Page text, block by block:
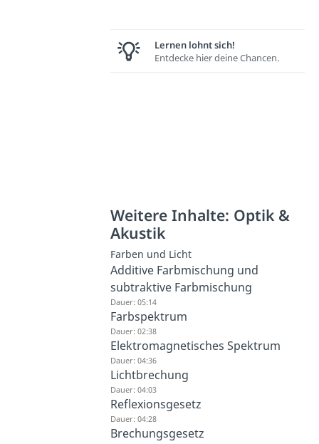
Lernen lohnt sich!
Entdecke hier deine Chancen.
Weitere Inhalte: Optik &
Akustik
Farben und Licht
Additive Farbmischung und
subtraktive Farbmischung
Dauer: 05:14
Farbspektrum
Dauer: 02:38
Elektromagnetisches Spektrum
Dauer: 04:36
Lichtbrechung
Dauer: 04:03
Reflexionsgesetz
Dauer: 04:28
Brechungsgesetz